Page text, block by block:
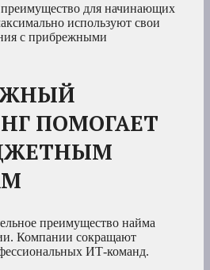
для начинающих
используют свои
с прибрежными
ПОМОГАЕТ
преимущество найма
Компании сокращают
ИТ-команд.